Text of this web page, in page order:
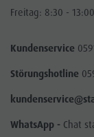
Freitag: 8:30 -
Kundenservice
Störungshotline
WhatsApp - Chat